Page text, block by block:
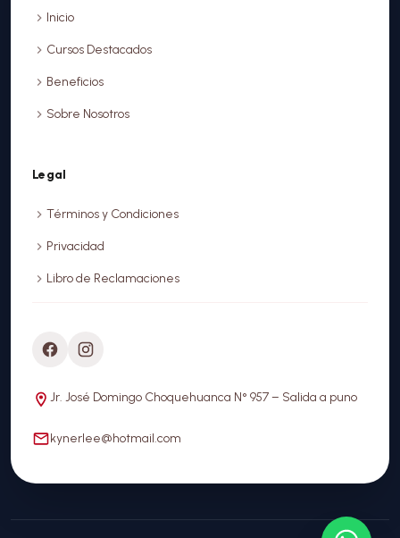
Inicio
Cursos Destacados
Beneficios
Sobre Nosotros
Legal
Términos y Condiciones
Privacidad
Libro de Reclamaciones
Jr. José Domingo Choquehuanca N° 957 – Salida a puno
kynerlee@hotmail.com